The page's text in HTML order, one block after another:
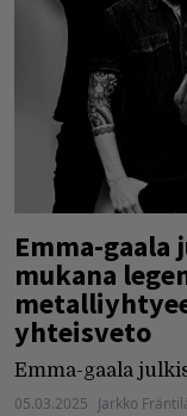
Emma-
mukana
yhteisveto
Emma-gaala
05.03.2025 Jarkko